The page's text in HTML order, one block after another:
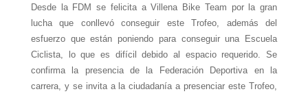
Desde la FDM se felicita a Villena Bike Team por la gran
lucha que conllevó conseguir este Trofeo, además del
esfuerzo que están poniendo para conseguir una Escuela
Ciclista, lo que es difícil debido al espacio requerido. Se
confirma la presencia de la Federación Deportiva en la
carrera, y se invita a la ciudadanía a presenciar este Trofeo,